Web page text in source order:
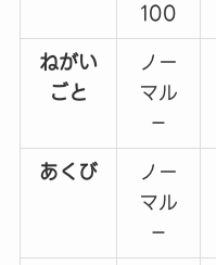
100
ねがい
ごと
ノー
マル
－
あくび
ノー
マル
－